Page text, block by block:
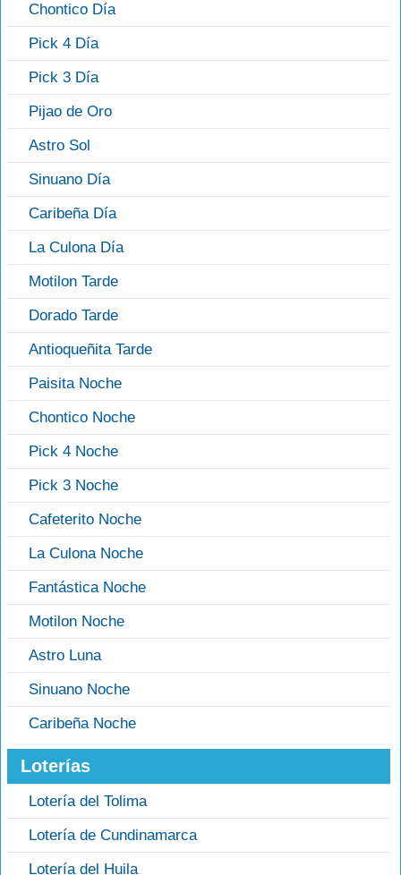
Chontico Día
Pick 4 Día
Pick 3 Día
Pijao de Oro
Astro Sol
Sinuano Día
Caribeña Día
La Culona Día
Motilon Tarde
Dorado Tarde
Antioqueñita Tarde
Paisita Noche
Chontico Noche
Pick 4 Noche
Pick 3 Noche
Cafeterito Noche
La Culona Noche
Fantástica Noche
Motilon Noche
Astro Luna
Sinuano Noche
Caribeña Noche
Loterías
Lotería del Tolima
Lotería de Cundinamarca
Lotería del Huila